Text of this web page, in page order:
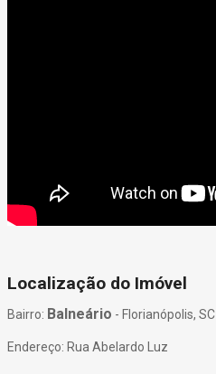
Localização do Imóvel
Bairro: Balneário - Florianópolis, SC
Endereço: Rua Abelardo Luz